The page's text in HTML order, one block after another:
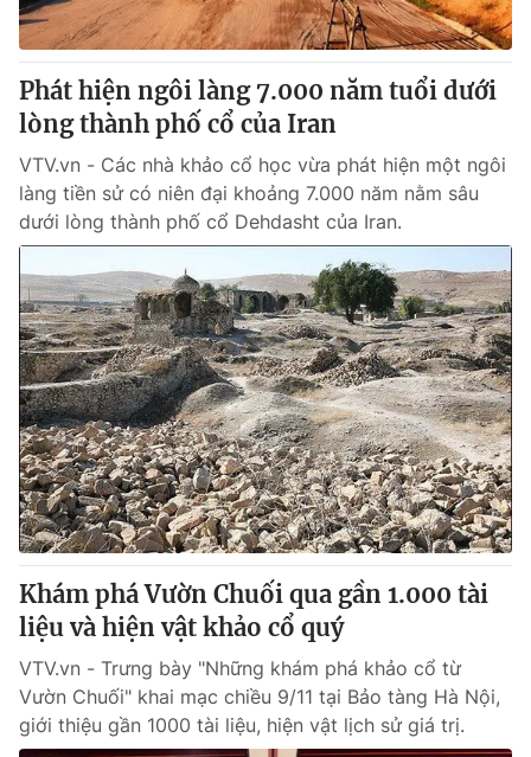
Phát hiện ngôi làng 7.000 năm tuổi dưới
lòng thành phố cổ của Iran
VTV.vn - Các nhà khảo cổ học vừa phát hiện một ngôi
làng tiền sử có niên đại khoảng 7.000 năm nằm sâu
dưới lòng thành phố cổ Dehdasht của Iran.
Khám phá Vườn Chuối qua gần 1.000 tài
liệu và hiện vật khảo cổ quý
VTV.vn - Trưng bày "Những khám phá khảo cổ từ
Vườn Chuối" khai mạc chiều 9/11 tại Bảo tàng Hà Nội,
giới thiệu gần 1000 tài liệu, hiện vật lịch sử giá trị.